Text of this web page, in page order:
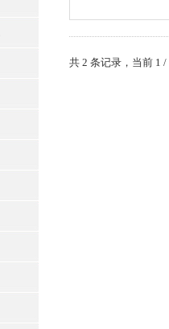
共 2 条记录，当